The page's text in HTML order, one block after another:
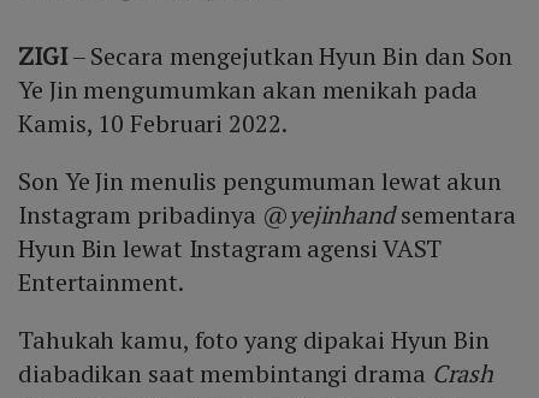
ZIGI– Secara mengejutkan Hyun Bin dan Son
Ye Jin mengumumkan akan menikah pada
Kamis, 10 Februari 2022.
Son Ye Jin menulis pengumuman lewat akun
Instagram pribadinya @yejinhandsementara
Hyun Bin lewat Instagram agensi VAST
Entertainment.
Tahukah kamu, foto yang dipakai Hyun Bin
diabadikan saat membintangi drama Crash